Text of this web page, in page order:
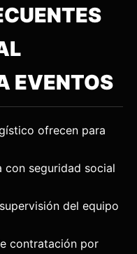
EVENTOS
ofrecen para
con seguridad social
del equipo
contratación por